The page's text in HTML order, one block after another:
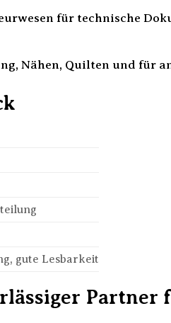
für technische
Nähen, Quilten und für
gute Lesbarkeit
Partner